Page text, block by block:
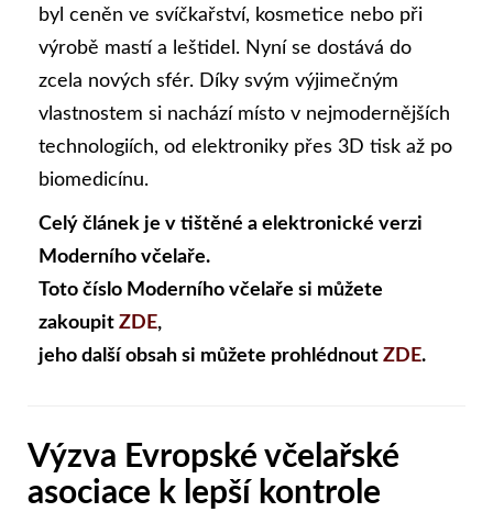
byl ceněn ve svíčkařství, kosmetice nebo při
výrobě mastí a leštidel. Nyní se dostává do
zcela nových sfér. Díky svým výjimečným
vlastnostem si nachází místo v nejmodernějších
technologiích, od elektroniky přes 3D tisk až po
biomedicínu.
Celý článek je v tištěné a elektronické verzi
Moderního včelaře.
Toto číslo Moderního včelaře si můžete
zakoupit ZDE,
jeho další obsah si můžete prohlédnout ZDE.
Výzva Evropské včelařské
asociace k lepší kontrole